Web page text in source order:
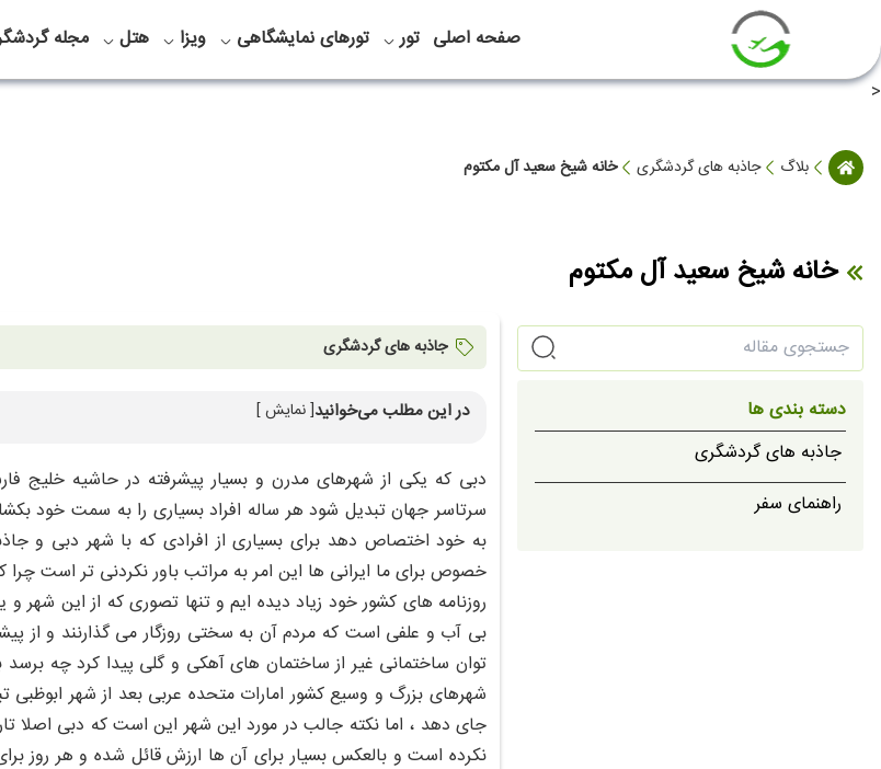
صفحه اصلی تور تورهای نمایشگاهی ویزا هتل مجله
<
بلاگ جاذبه های گردشگری خانه شیخ سعید آل مکتوم
خانه شیخ سعید آل مکتوم
دسته بندی ها
جاذبه های گردشگری
راهنمای سفر
جاذبه های گردشگری
در این مطلب می‌خوانید[ نمایش ]
دبی که یکی از شهرهای مدرن و بسیار پیشرفته در حاشیه خلیج
سرتاسر جهان تبدیل شود هر ساله افراد بسیاری را به سمت خود
به خود اختصاص دهد برای بسیاری از افرادی که با شهر دبی و
خصوص برای ما ایرانی ها این امر به مراتب باور نکردنی تر است
روزنامه های کشور خود زیاد دیده ایم و تنها تصوری که از این
بی آب و علفی است که مردم آن به سختی روزگار می گذارنند و از
توان ساختمانی غیر از ساختمان های آهکی و گلی پیدا کرد چه
شهرهای بزرگ و وسیع کشور امارات متحده عربی بعد از شهر
جای دهد ، اما نکته جالب در مورد این شهر این است که دبی اصلا
نکرده است و بالعکس بسیار برای آن ها ارزش قائل شده و هر روز